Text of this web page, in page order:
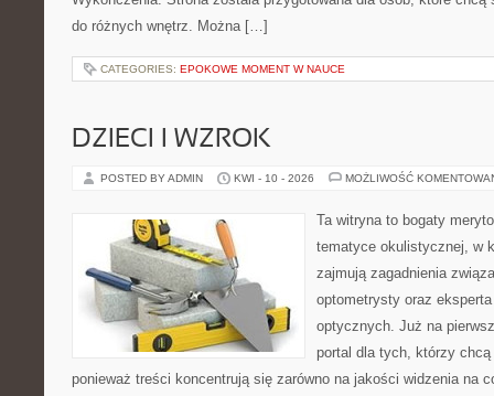
do różnych wnętrz. Można […]
CATEGORIES: EPOKOWE MOMENT W NAUCE
DZIECI I WZROK
POSTED BY ADMIN KWI - 10 - 2026 MOŻLIWOŚĆ
Ta witryna to bogaty
tematyce okulistycznej, w
zajmują zagadnienia
optometrysty oraz
optycznych. Już na
portal dla tych, którzy
ponieważ treści koncentrują się zarówno na jakości widzenia na